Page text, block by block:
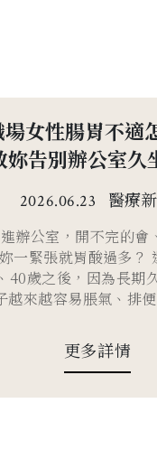
女性腸胃不適
妳告別辦公室久
2026.06.23 醫療
辦公室，開不完的會
一緊張就胃酸過多？
40歲之後，因為長期
越來越容易脹氣、排
更多詳情